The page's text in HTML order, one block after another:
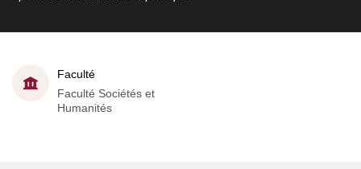
Faculté
Faculté Sociétés et
Humanités